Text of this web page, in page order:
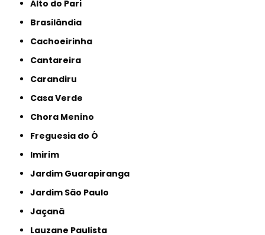
Alto do Pari
Brasilândia
Cachoeirinha
Cantareira
Carandiru
Casa Verde
Chora Menino
Freguesia do Ó
Imirim
Jardim Guarapiranga
Jardim São Paulo
Jaçanã
Lauzane Paulista